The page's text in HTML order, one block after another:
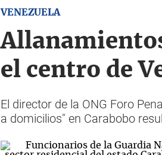
VENEZUELA
el centro de
El director de la ONG Foro
a domicilios" en Carabobo